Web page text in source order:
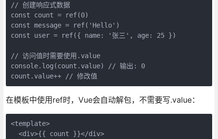
// 创建响应式数据
const count = ref(0)
const message = ref('Hello')
const user = ref({ name: '张三', age: 25 })
// 访问值时需要使用.value
console.log(count.value) // 输出: 0
count.value++ // 修改值
在模板中使用ref时，Vue会自动解包，不需要写.value：
<template>
  <div>{{ count }}</div>